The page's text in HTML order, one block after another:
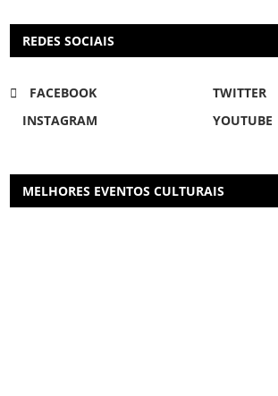
REDES SOCIAIS
FACEBOOK
TWITTER
INSTAGRAM
YOUTUBE
MELHORES EVENTOS CULTURAIS